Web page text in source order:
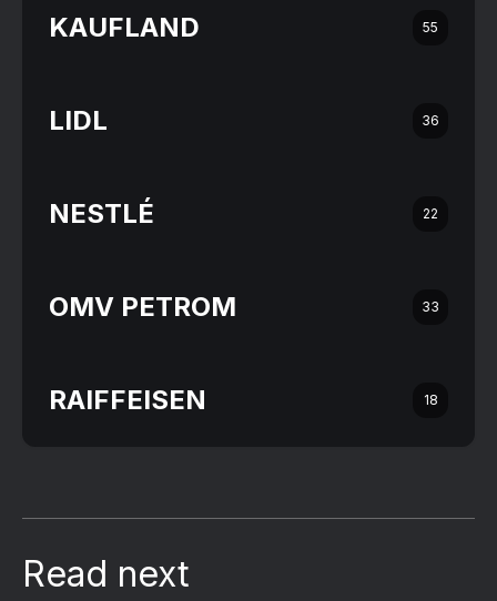
KAUFLAND 55
LIDL 36
NESTLÉ 22
OMV PETROM 33
RAIFFEISEN 18
Read next